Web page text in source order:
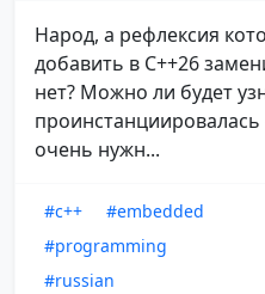
Народ, а рефлексия
добавить в С++26
нет? Можно ли будет
очень нужн...
#c++
#embedded
#programming
#russian